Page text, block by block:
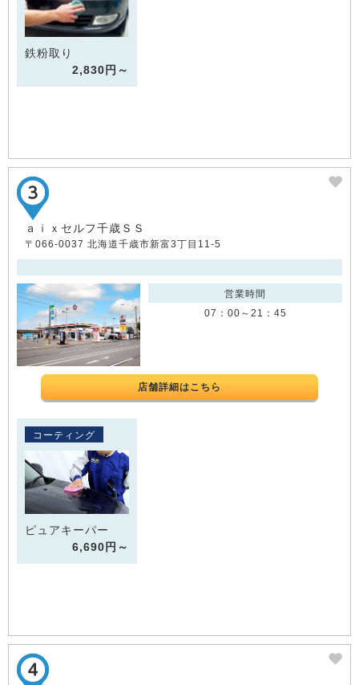
鉄粉取り
2,830円～
ａｉｘセルフ千歳ＳＳ
〒066-0037 北海道千歳市新富3丁目11-5
営業時間
07：00～21：45
店舗詳細はこちら
コーティング
ピュアキーパー
6,690円～